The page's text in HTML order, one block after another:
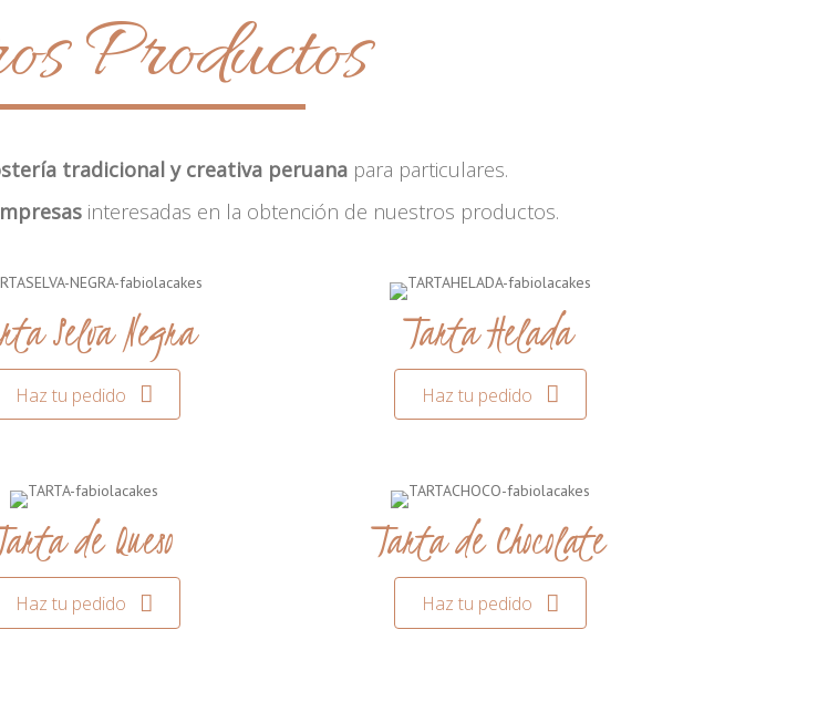
Productos
tradicional y creativa peruana para particulares.
interesadas en la obtención de nuestros productos.
Selva Negra
Haz tu pedido
Tarta Helada
Haz tu pedido
de Queso
Haz tu pedido
Tarta de Chocolate
Haz tu pedido